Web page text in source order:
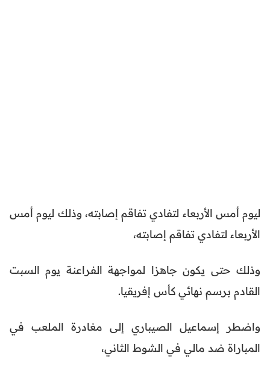
ليوم أمس الأربعاء لتفادي تفاقم إصابته، وذلك ليوم أمس
الأربعاء لتفادي تفاقم إصابته،
وذلك حتى يكون جاهزا لمواجهة الفراعنة يوم السبت
القادم برسم نهائي كأس إفريقيا.
واضطر إسماعيل الصيباري إلى مغادرة الملعب في
المباراة ضد مالي في الشوط الثاني،